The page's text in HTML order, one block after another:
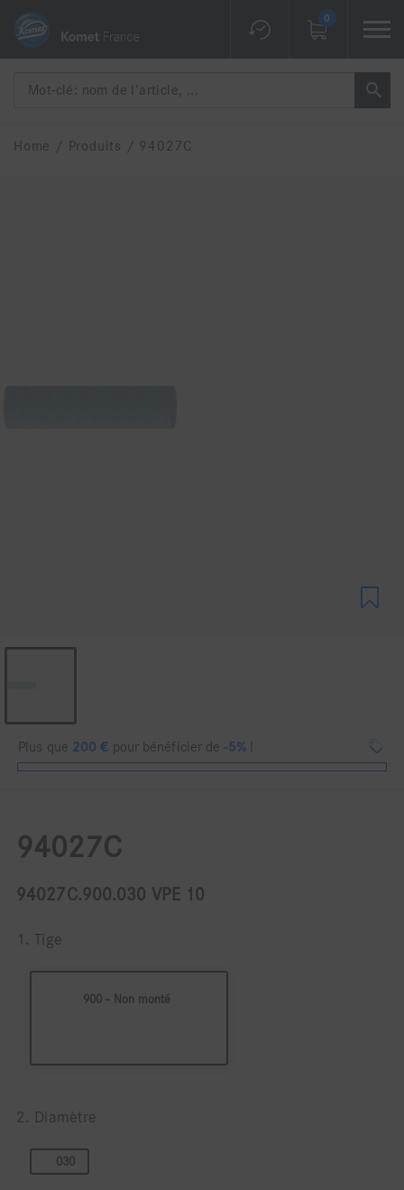
0
Home / Produits / 94027C
Plus que 200 € pour bénéficier de-5%!
94027C
94027C.900.030 VPE 10
1. Tige
900 - Non monté
2. Diamètre
030